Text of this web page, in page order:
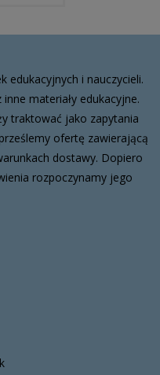
edukacyjnych i nauczycieli.
materiały edukacyjne.
traktować jako zapytania
ofertę zawierającą
dostawy. Dopiero
rozpoczynamy jego